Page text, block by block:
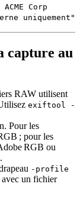
Corp
uniquement"
capture au
RAW utilisent
exiftool -
Pour les
; pour les
RGB ou
-profile
un fichier